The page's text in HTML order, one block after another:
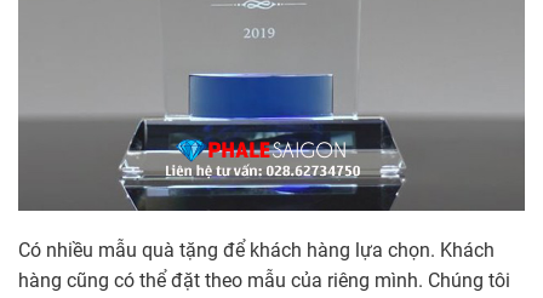
Có nhiều mẫu quà tặng để khách hàng lựa chọn. Khách
hàng cũng có thể đặt theo mẫu của riêng mình. Chúng tôi